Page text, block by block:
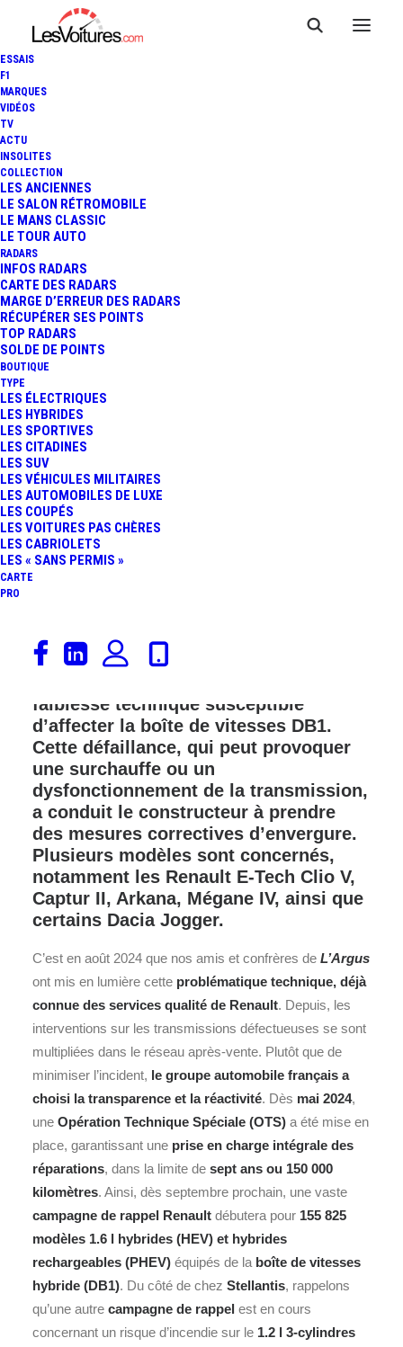
ESSAIS
F1
MARQUES
VIDÉOS
TV
ACTU
INSOLITES
COLLECTION
LES ANCIENNES
LE SALON RÉTROMOBILE
LE MANS CLASSIC
LE TOUR AUTO
RADARS
INFOS RADARS
CARTE DES RADARS
MARGE D’ERREUR DES RADARS
RÉCUPÉRER SES POINTS
TOP RADARS
SOLDE DE POINTS
BOUTIQUE
TYPE
LES ÉLECTRIQUES
LES HYBRIDES
LES SPORTIVES
LES CITADINES
LES SUV
LES VÉHICULES MILITAIRES
LES AUTOMOBILES DE LUXE
LES COUPÉS
LES VOITURES PAS CHÈRES
LES CABRIOLETS
LES « SANS PERMIS »
CARTE
PRO
RAPPEL PRÉVENTIVE POUR
155 825 MODÈLES HYBRIDES
(BOÎTE DE VITESSES)
4 Minutes
Depuis son introduction en 2020, le
moteur hybride 1.6 l développé par
faiblesse technique susceptible
d’affecter la boîte de vitesses DB1.
Cette défaillance, qui peut provoquer
une surchauffe ou un
dysfonctionnement de la transmission,
a conduit le constructeur à prendre
des mesures correctives d’envergure.
Plusieurs modèles sont concernés,
notamment les Renault E-Tech Clio V,
Captur II, Arkana, Mégane IV, ainsi que
certains Dacia Jogger.
C’est en août 2024 que nos amis et confrères de L’Argus
ont mis en lumière cette problématique technique, déjà
connue des services qualité de Renault. Depuis, les
interventions sur les transmissions défectueuses se sont
multipliées dans le réseau après-vente. Plutôt que de
minimiser l’incident, le groupe automobile français a
choisi la transparence et la réactivité. Dès mai 2024,
une Opération Technique Spéciale (OTS) a été mise en
place, garantissant une prise en charge intégrale des
réparations, dans la limite de sept ans ou 150 000
kilomètres. Ainsi, dès septembre prochain, une vaste
campagne de rappel Renault débutera pour 155 825
modèles 1.6 l hybrides (HEV) et hybrides
rechargeables (PHEV) équipés de la boîte de vitesses
hybride (DB1). Du côté de chez Stellantis, rappelons
qu’une autre campagne de rappel est en cours
concernant un risque d’incendie sur le 1.2 l 3-cylindres